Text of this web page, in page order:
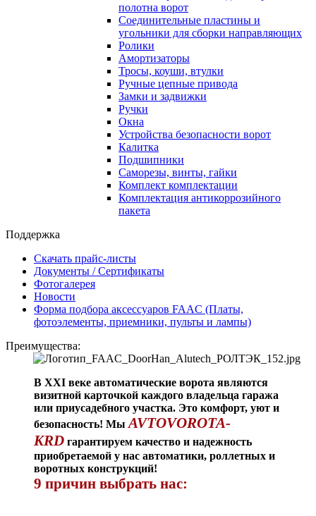
полотна ворот
Соединительные пластины и
угольники для сборки направляющих
Ролики
Амортизаторы
Тросы, коуши, втулки
Ручные цепные привода
Замки и задвижки
Ручки
Окна
Устройства безопасности ворот
Калитка
Подшипники
Саморезы, винты, гайки
Комплект комплектации
Комплектация антикоррозийного
пакета
Поддержка
Скачать прайс-листы
Документы / Сертификаты
Фотогалерея
Новости
Форма подбора аксессуаров FAAC (Платы,
фотоэлементы, приемники, пульты и лампы)
Преимущества:
В XXI веке автоматические ворота являются
визитной карточкой каждого владельца гаража
или приусадебного участка. Это комфорт, уют и
безопасность! Мы AVTOVOROTA-
KRD гарантируем качество и надежность
приобретаемой у нас автоматики, роллетных и
воротных конструкций!
9 причин выбрать нас: